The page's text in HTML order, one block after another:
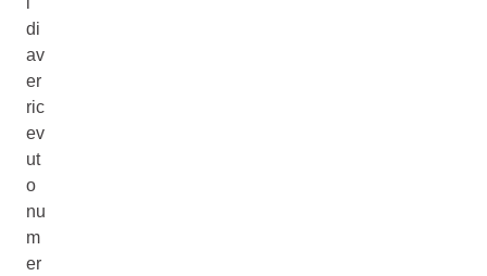
di
av
er
ric
ev
ut
o
nu
m
er